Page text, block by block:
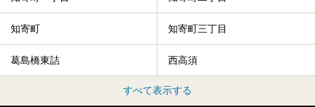
知寄町 知寄町三丁目
葛島橋東詰 西高須
すべて表示する